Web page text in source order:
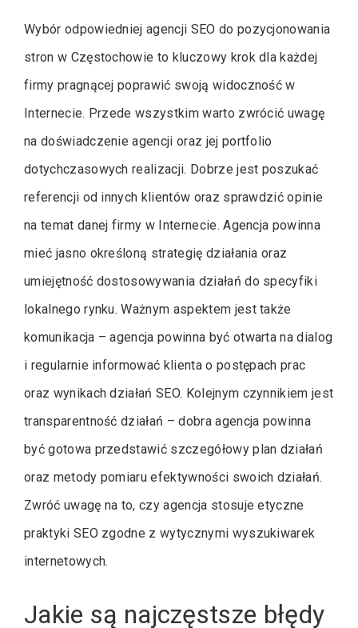
Wybór odpowiedniej agencji SEO do pozycjonowania
stron w Częstochowie to kluczowy krok dla każdej
firmy pragnącej poprawić swoją widoczność w
Internecie. Przede wszystkim warto zwrócić uwagę
na doświadczenie agencji oraz jej portfolio
dotychczasowych realizacji. Dobrze jest poszukać
referencji od innych klientów oraz sprawdzić opinie
na temat danej firmy w Internecie. Agencja powinna
mieć jasno określoną strategię działania oraz
umiejętność dostosowywania działań do specyfiki
lokalnego rynku. Ważnym aspektem jest także
komunikacja – agencja powinna być otwarta na dialog
i regularnie informować klienta o postępach prac
oraz wynikach działań SEO. Kolejnym czynnikiem jest
transparentność działań – dobra agencja powinna
być gotowa przedstawić szczegółowy plan działań
oraz metody pomiaru efektywności swoich działań.
Zwróć uwagę na to, czy agencja stosuje etyczne
praktyki SEO zgodne z wytycznymi wyszukiwarek
internetowych.
Jakie są najczęstsze błędy